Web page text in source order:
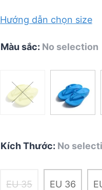
Hướng dẫn chọn size
Màu sắc: No selection
Kích Thước: No
EU 35 EU 36